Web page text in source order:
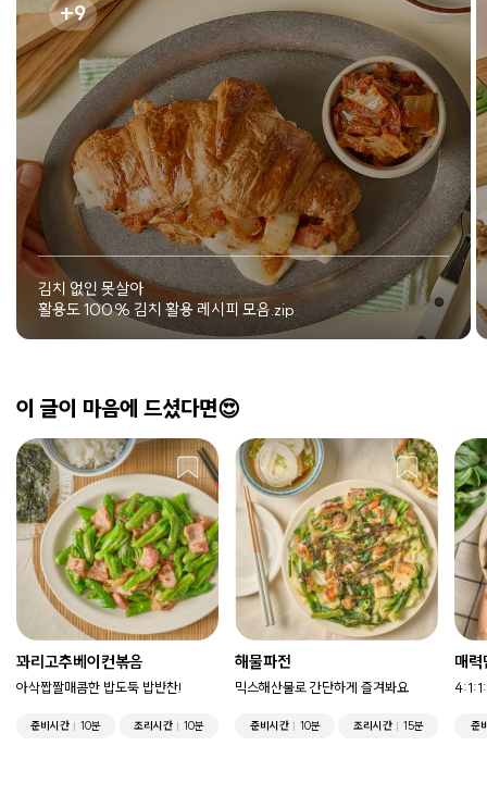
9
김치 없인 못살아
활용도 100% 김치 활용 레시피 모음.zip
이 글이 마음에 드셨다면😍
꽈리고추베이컨볶음
아삭짭짤매콤한 밥도둑 밥반찬!
준비시간 10분 조리시간 10분
해물파전
믹스해산물로 간단하게 즐겨봐요
준비시간 10분 조리시간 15분
매
준